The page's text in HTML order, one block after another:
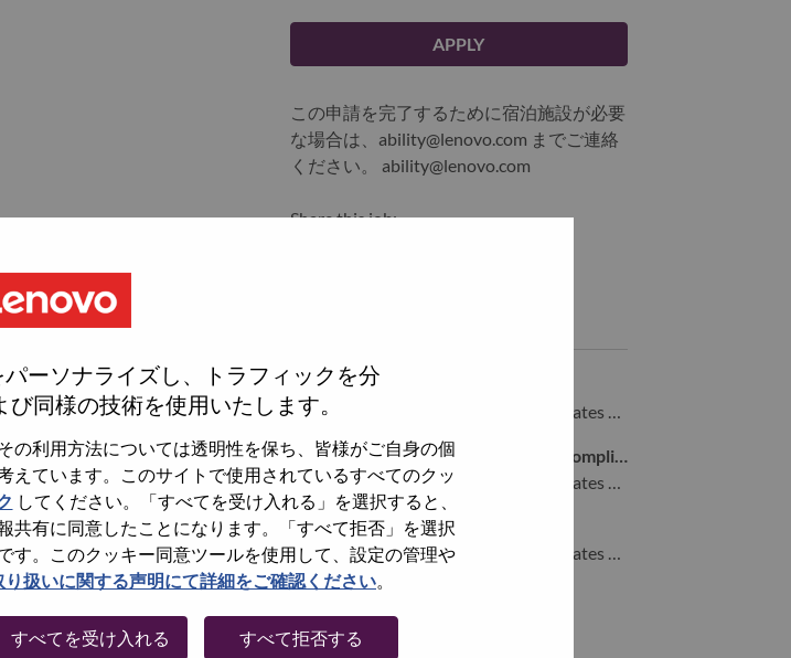
ーソナライズし、トラフィックを分
同様の技術を使用いたします。
の利用方法については透明性を保ち、皆様がご自身の個
えています。このサイトで使用されているすべてのクッ
してください。「すべてを受け入れる」を選択すると、
共有に同意したことになります。「すべて拒否」を選択
す。このクッキー同意ツールを使用して、設定の管理や
扱いに関する声明にて詳細をご確認ください。
すべてを受け入れる すべて拒否する
customers.
#153 in the Fortune Global
on a bold vision to deliver
largest PC company with a full-
workstations, smartphones,
and software defined
APPLY
この申請を完了するために宿泊施設が必要
な場合は、ability@lenovo.com までご連絡
ください。 ability@lenovo.com
Share this job:
Customer Care Case Manager
Morrisville, North Carolina, United States of America,
Sr. Manager, Cyber Resilience Act Compliance
Morrisville, North Carolina, United States of America,
Director, AI Solution Delivery
Morrisville, North Carolina, United States of America,
全てを見る